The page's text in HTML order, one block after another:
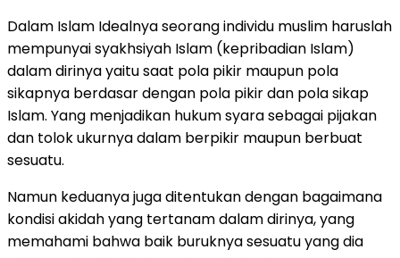
Dalam Islam Idealnya seorang individu muslim haruslah
mempunyai syakhsiyah Islam (kepribadian Islam)
dalam dirinya yaitu saat pola pikir maupun pola
sikapnya berdasar dengan pola pikir dan pola sikap
Islam. Yang menjadikan hukum syara sebagai pijakan
dan tolok ukurnya dalam berpikir maupun berbuat
sesuatu.
Namun keduanya juga ditentukan dengan bagaimana
kondisi akidah yang tertanam dalam dirinya, yang
memahami bahwa baik buruknya sesuatu yang dia